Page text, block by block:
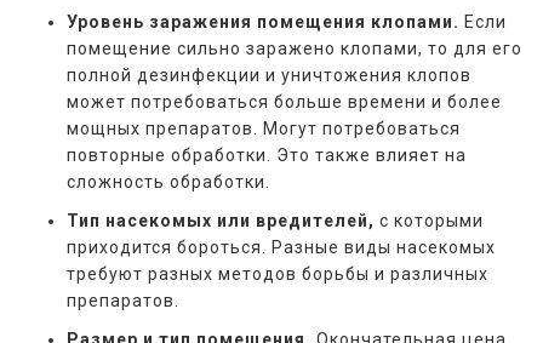
Уровень заражения помещения клопами. Если
помещение сильно заражено клопами, то для его
полной дезинфекции и уничтожения клопов
может потребоваться больше времени и более
мощных препаратов. Могут потребоваться
повторные обработки. Это также влияет на
сложность обработки.
Тип насекомых или вредителей, с которыми
приходится бороться. Разные виды насекомых
требуют разных методов борьбы и различных
препаратов.